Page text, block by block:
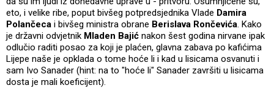
eto, i velike ribe, poput bivšeg potpredsjednika Vlade Damira
Polančeca i bivšeg ministra obrane Berislava Rončevića. Kako
je državni odvjetnik Mladen Bajić nakon šest godina nirvane ipak
odlučio raditi posao za koji je plaćen, glavna zabava po kafićima
Lijepe naše je opklada o tome hoće li i kad u lisicama osvanuti i
sam Ivo Sanader (hint: na to "hoće li" Sanader završiti u lisicama
dosta je mali koeficijent).